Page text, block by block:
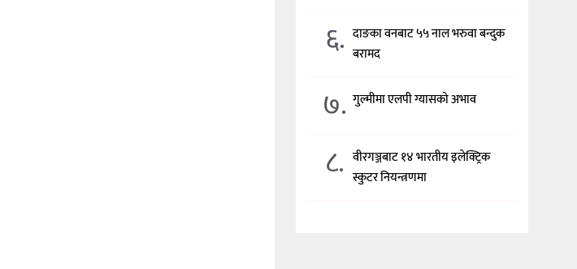
६. दाङका वनबाट ५५ नाल भरुवा बन्दुक
बरामद
७. गुल्मीमा एलपी ग्यासको अभाव
८. वीरगञ्जबाट १४ भारतीय इलेक्ट्रिक
स्कुटर नियन्त्रणमा